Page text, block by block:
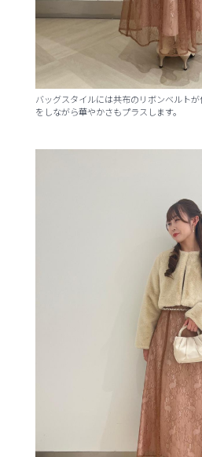
バッグスタイルには共布のリボンベルト
をしながら華やかさもプラスします。